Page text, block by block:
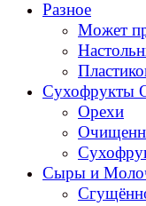
Разное
Может
Сухофрукты
Орехи
Сыры и